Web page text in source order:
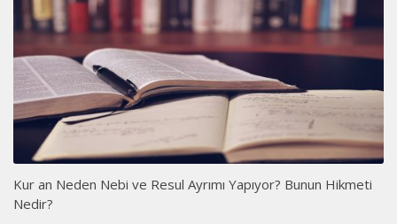
Kur an Neden Nebi ve Resul Ayrımı Yapıyor? Bunun Hikmeti
Nedir?